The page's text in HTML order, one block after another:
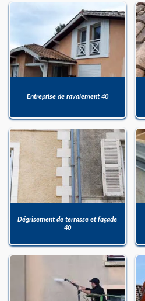
Entreprise de ravalement 40
Dégrisement de terrasse et façade
40